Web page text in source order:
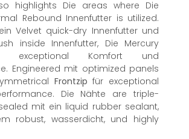
highlights Die areas where Die
Rebound Innenfutter is utilized.
Velvet quick-dry Innenfutter und
inside Innenfutter, Die Mercury
exceptional Komfort und
Engineered mit optimized panels
Frontzip für exceptional
Die Nähte are triple-
mit ein liquid rubber sealant,
robust, wasserdicht, und highly